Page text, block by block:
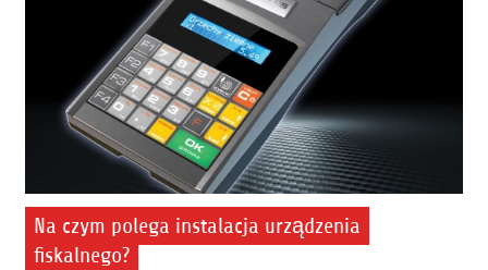
Na czym polega instalacja urządzenia
fiskalnego?